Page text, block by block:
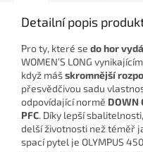
Detailní popis
Pro ty, které se do hor
WOMEN’S LONG
když mášskromnější
přesvědčivou sadu
odpovídající normě DOWN
PFC. Díky lepší
delší životnosti než téměř
spací pytel je OLYMPUS